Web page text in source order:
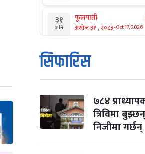
३१
शनि
फूलपाती
असोज ३१ , २०८३-Oct 17, 2026
१
आइत
कार्तिक सङ्क्रान्ति
कार्तिक १, २०८३
मंगल कार्तिक ३, २०८३ -Oct 20, 2026
४ विजयादशमी
कार्तिक ४, २०८३-Oct 21, 2026
सिफारिस
७८४
त्रिविमा
निजीमा गर्छन्